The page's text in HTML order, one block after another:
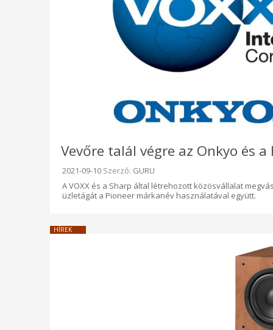
Vevőre talál végre az Onkyo és a
Beküldve:
2021-09-10 Szerző: GURU
A VOXX és a Sharp által létrehozott közösvállalat
üzletágát a Pioneer márkanév használatával együtt.
HÍREK